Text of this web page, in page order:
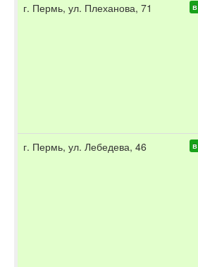
г. Пермь, ул. Плеханова, 71
г. Пермь, ул. Лебедева, 46